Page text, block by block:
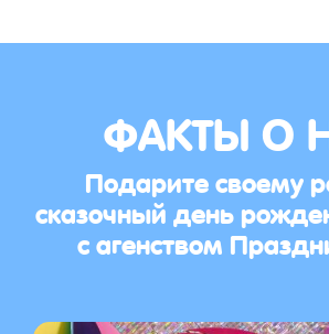
ФАКТЫ О
Подарите своему
сказочный день
с агенством